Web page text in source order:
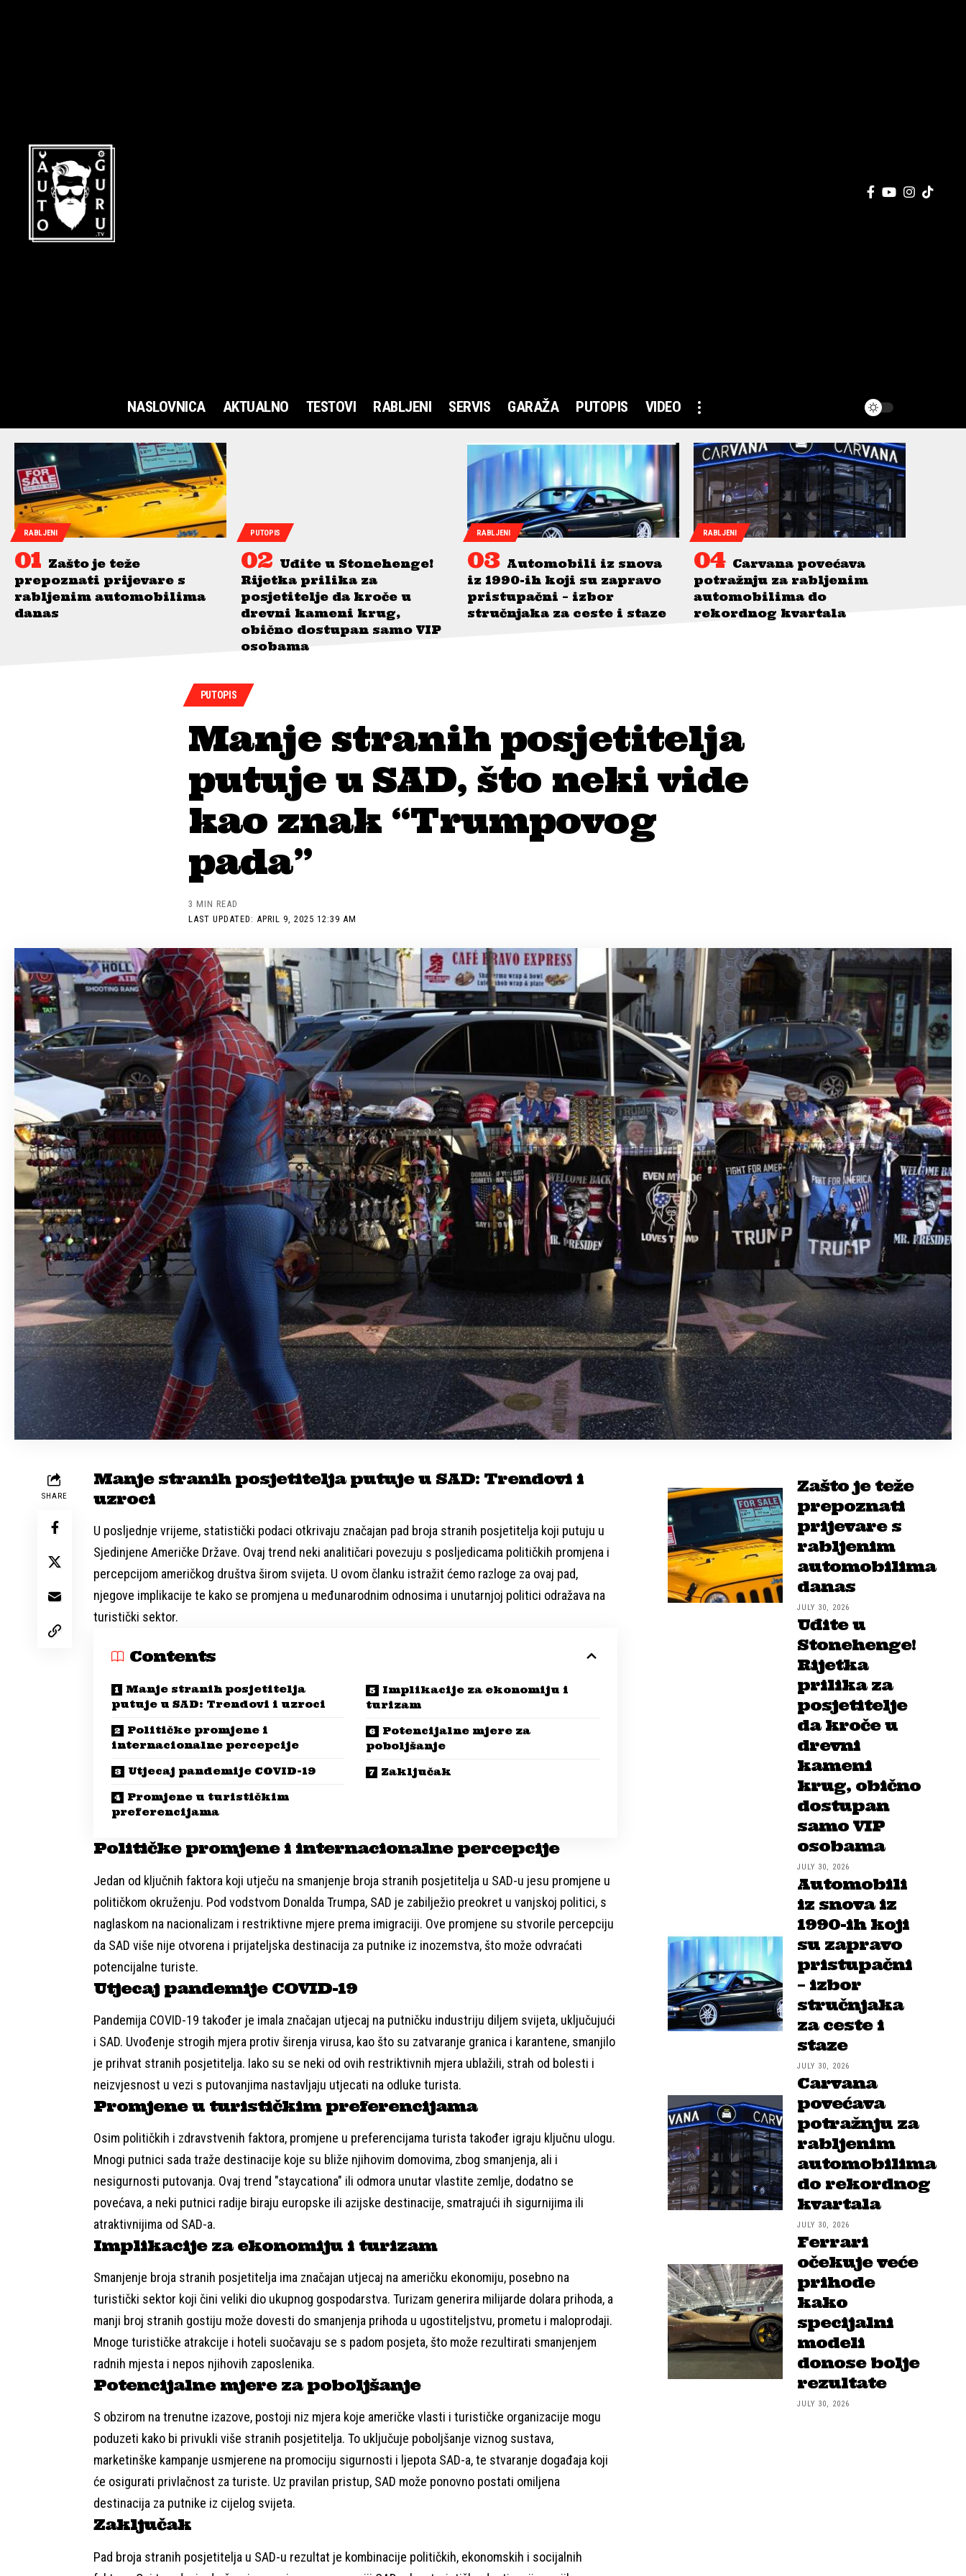
NASLOVNICA AKTUALNO TESTOVI RABLJENI SERVIS GARAŽA PUTOPIS VIDEO
RABLJENI
Zašto je teže
prepoznati prijevare s
rabljenim automobilima
danas
PUTOPIS
Uđite u Stonehenge!
Rijetka prilika za
posjetitelje da kroče u
drevni kameni krug,
obično dostupan samo VIP
osobama
RABLJENI
Automobili iz snova
iz 1990-ih koji su zapravo
pristupačni – izbor
stručnjaka za ceste i staze
RABLJENI
Carvana povećava
potražnju za rabljenim
automobilima do
rekordnog kvartala
PUTOPIS
Manje stranih posjetitelja
putuje u SAD, što neki vide
kao znak “Trumpovog
pada”
LAST UPDATED: APRIL 9, 2025 12:39 AM
3 MIN READ
SHARE
Manje stranih posjetitelja putuje u SAD: Trendovi i
uzroci
U posljednje vrijeme, statistički podaci otkrivaju značajan pad broja stranih posjetitelja koji putuju u
Sjedinjene Američke Države. Ovaj trend neki analitičari povezuju s posljedicama političkih promjena i
percepcijom američkog društva širom svijeta. U ovom članku istražit ćemo razloge za ovaj pad,
njegove implikacije te kako se promjena u međunarodnim odnosima i unutarnjoj politici odražava na
turistički sektor.
Contents
Manje stranih posjetitelja
putuje u SAD: Trendovi i uzroci
Političke promjene i
internacionalne percepcije
Utjecaj pandemije COVID-19
Promjene u turističkim
preferencijama
Implikacije za ekonomiju i
turizam
Potencijalne mjere za
poboljšanje
Zaključak
Političke promjene i internacionalne percepcije
Jedan od ključnih faktora koji utječu na smanjenje broja stranih posjetitelja u SAD-u jesu promjene u
političkom okruženju. Pod vodstvom Donalda Trumpa, SAD je zabilježio preokret u vanjskoj politici, s
naglaskom na nacionalizam i restriktivne mjere prema imigraciji. Ove promjene su stvorile percepciju
da SAD više nije otvorena i prijateljska destinacija za putnike iz inozemstva, što može odvraćati
potencijalne turiste.
Utjecaj pandemije COVID-19
Pandemija COVID-19 također je imala značajan utjecaj na putničku industriju diljem svijeta, uključujući
i SAD. Uvođenje strogih mjera protiv širenja virusa, kao što su zatvaranje granica i karantene, smanjilo
je prihvat stranih posjetitelja. Iako su se neki od ovih restriktivnih mjera ublažili, strah od bolesti i
neizvjesnost u vezi s putovanjima nastavljaju utjecati na odluke turista.
Promjene u turističkim preferencijama
Osim političkih i zdravstvenih faktora, promjene u preferencijama turista također igraju ključnu ulogu.
Mnogi putnici sada traže destinacije koje su bliže njihovim domovima, zbog smanjenja, ali i
nesigurnosti putovanja. Ovaj trend "staycationa" ili odmora unutar vlastite zemlje, dodatno se
povećava, a neki putnici radije biraju europske ili azijske destinacije, smatrajući ih sigurnijima ili
atraktivnijima od SAD-a.
Implikacije za ekonomiju i turizam
Smanjenje broja stranih posjetitelja ima značajan utjecaj na američku ekonomiju, posebno na
turistički sektor koji čini veliki dio ukupnog gospodarstva. Turizam generira milijarde dolara prihoda, a
manji broj stranih gostiju može dovesti do smanjenja prihoda u ugostiteljstvu, prometu i maloprodaji.
Mnoge turističke atrakcije i hoteli suočavaju se s padom posjeta, što može rezultirati smanjenjem
radnih mjesta i nepos njihovih zaposlenika.
Potencijalne mjere za poboljšanje
S obzirom na trenutne izazove, postoji niz mjera koje američke vlasti i turističke organizacije mogu
poduzeti kako bi privukli više stranih posjetitelja. To uključuje poboljšanje viznog sustava,
marketinške kampanje usmjerene na promociju sigurnosti i ljepota SAD-a, te stvaranje događaja koji
će osigurati privlačnost za turiste. Uz pravilan pristup, SAD može ponovno postati omiljena
destinacija za putnike iz cijelog svijeta.
Zaključak
Pad broja stranih posjetitelja u SAD-u rezultat je kombinacije političkih, ekonomskih i socijalnih
Zašto je teže
prepoznati
prijevare s
rabljenim
automobilima
danas
JULY 30, 2026
Uđite u
Stonehenge!
Rijetka
prilika za
posjetitelje
da kroče u
drevni
kameni
krug, obično
dostupan
samo VIP
osobama
JULY 30, 2026
Automobili
iz snova iz
1990-ih koji
su zapravo
pristupačni
– izbor
stručnjaka
za ceste i
staze
JULY 30, 2026
Carvana
povećava
potražnju za
rabljenim
automobilima
do rekordnog
kvartala
JULY 30, 2026
Ferrari
očekuje veće
prihode
kako
specijalni
modeli
donose bolje
rezultate
JULY 30, 2026